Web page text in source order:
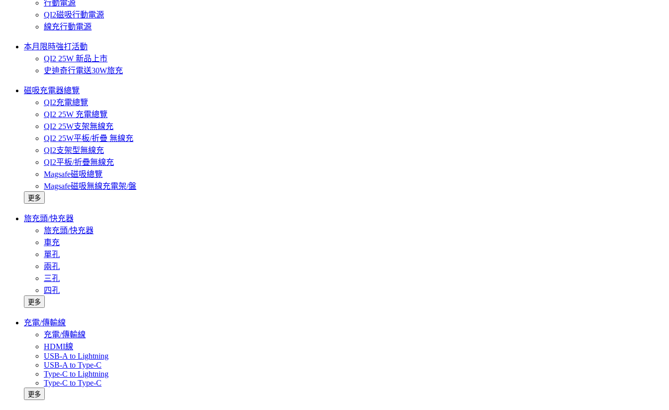
行動電源
QI2磁吸行動電源
線充行動電源
本月限時強打活動
QI2 25W 新品上市
史迪奇行電送30W旅充
磁吸充電器總覽
QI2充電總覽
QI2 25W 充電總覽
QI2 25W支架無線充
QI2 25W平板/折疊 無線充
QI2支架型無線充
QI2平板/折疊無線充
Magsafe磁吸總覽
Magsafe磁吸無線充電架/盤
更多
旅充頭/快充器
旅充頭/快充器
車充
單孔
兩孔
三孔
四孔
更多
充電/傳輸線
充電/傳輸線
HDMI線
USB-A to Lightning
USB-A to Type-C
Type-C to Lightning
Type-C to Type-C
更多